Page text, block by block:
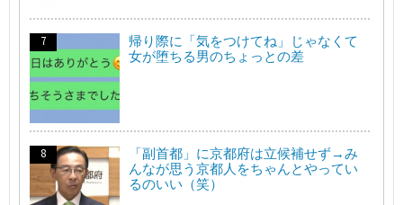
帰り際に「気をつけてね」じゃなくて
女が堕ちる男のちょっとの差
「副首都」に京都府は立候補せず→み
んなが思う京都人をちゃんとやってい
るのいい（笑）